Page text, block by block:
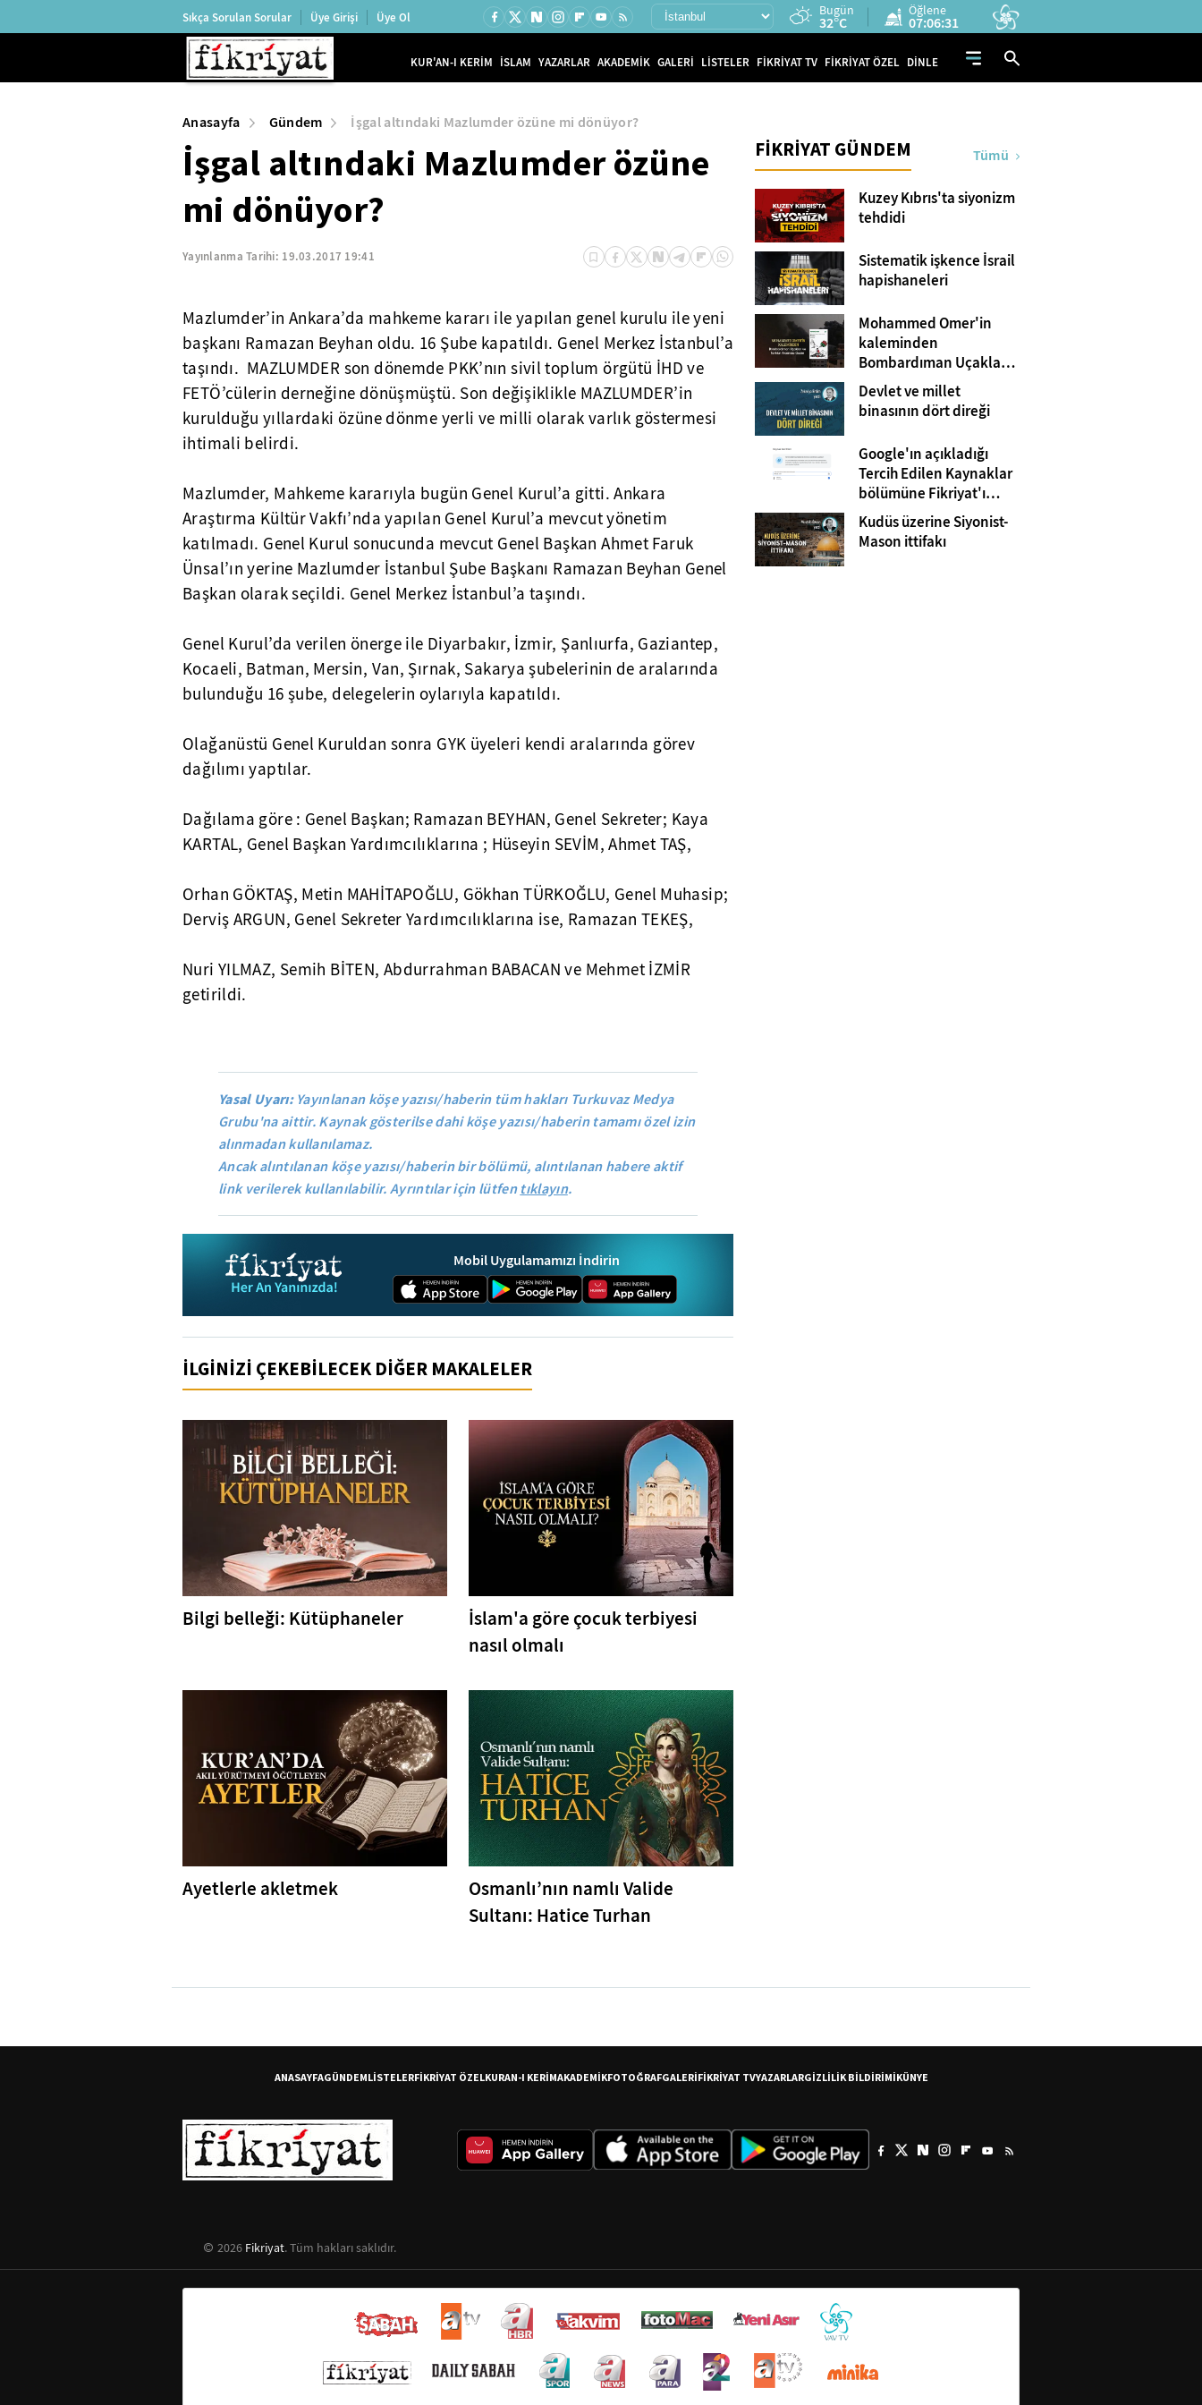
Sıkça Sorulan Sorular Üye Girişi Üye Ol Bugün
32°C
Öğlene
07:06:30
KUR'AN-I KERİM İSLAM YAZARLAR AKADEMİK GALERİ LİSTELER FİKRİYAT TV FİKRİYAT ÖZEL DİNLE
Anasayfa Gündem İşgal altındaki Mazlumder özüne mi dönüyor?
İşgal altındaki Mazlumder özüne
mi dönüyor?
Yayınlanma Tarihi: 19.03.2017 19:41
Mazlumder’in Ankara’da mahkeme kararı ile yapılan genel kurulu ile yeni
başkanı Ramazan Beyhan oldu. 16 Şube kapatıldı. Genel Merkez İstanbul’a
taşındı. MAZLUMDER son dönemde PKK’nın sivil toplum örgütü İHD ve
FETÖ’cülerin derneğine dönüşmüştü. Son değişiklikle MAZLUMDER’in
kurulduğu yıllardaki özüne dönme yerli ve milli olarak varlık göstermesi
ihtimali belirdi.
Mazlumder, Mahkeme kararıyla bugün Genel Kurul’a gitti. Ankara
Araştırma Kültür Vakfı’nda yapılan Genel Kurul’a mevcut yönetim
katılmadı. Genel Kurul sonucunda mevcut Genel Başkan Ahmet Faruk
Ünsal’ın yerine Mazlumder İstanbul Şube Başkanı Ramazan Beyhan Genel
Başkan olarak seçildi. Genel Merkez İstanbul’a taşındı.
Genel Kurul’da verilen önerge ile Diyarbakır, İzmir, Şanlıurfa, Gaziantep,
Kocaeli, Batman, Mersin, Van, Şırnak, Sakarya şubelerinin de aralarında
bulunduğu 16 şube, delegelerin oylarıyla kapatıldı.
Olağanüstü Genel Kuruldan sonra GYK üyeleri kendi aralarında görev
dağılımı yaptılar.
Dağılama göre : Genel Başkan; Ramazan BEYHAN, Genel Sekreter; Kaya
KARTAL, Genel Başkan Yardımcılıklarına ; Hüseyin SEVİM, Ahmet TAŞ,
Orhan GÖKTAŞ, Metin MAHİTAPOĞLU, Gökhan TÜRKOĞLU, Genel Muhasip;
Derviş ARGUN, Genel Sekreter Yardımcılıklarına ise, Ramazan TEKEŞ,
Nuri YILMAZ, Semih BİTEN, Abdurrahman BABACAN ve Mehmet İZMİR
getirildi.
Yasal Uyarı:Yayınlanan köşe yazısı/haberin tüm hakları Turkuvaz Medya
Grubu'na aittir. Kaynak gösterilse dahi köşe yazısı/haberin tamamı özel izin
alınmadan kullanılamaz.
Ancak alıntılanan köşe yazısı/haberin bir bölümü, alıntılanan habere aktif
link verilerek kullanılabilir. Ayrıntılar için lütfentıklayın.
Mobil Uygulamamızı İndirin
İLGİNİZİ ÇEKEBİLECEK DİĞER MAKALELER
Bilgi belleği: Kütüphaneler
İslam'a göre çocuk terbiyesi
nasıl olmalı
Ayetlerle akletmek
Osmanlı’nın namlı Valide
Sultanı: Hatice Turhan
FİKRİYAT GÜNDEM Tümü
Kuzey Kıbrıs'ta siyonizm
tehdidi
Sistematik işkence İsrail
hapishaneleri
Mohammed Omer'in
kaleminden
Bombardıman Uçakları
ve Tanklar Arasında
Gazze
Devlet ve millet
binasının dört direği
Google'ın açıkladığı
Tercih Edilen Kaynaklar
bölümüne Fikriyat'ı
eklemeyi unutmayın!
Kudüs üzerine Siyonist-
Mason ittifakı
ANASAYFAGÜNDEMLİSTELERFİKRİYAT ÖZELKURAN-I KERİMAKADEMİKFOTOĞRAFGALERİFİKRİYAT TVYAZARLARGİZLİLİK BİLDİRİMİKÜNYE
2026 Fikriyat. Tüm hakları saklıdır.